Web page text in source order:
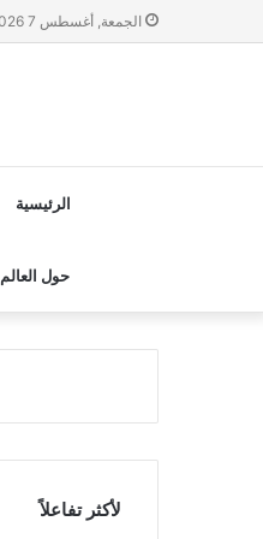
الجمعة, أغسطس 7 2026
الرئيسية
حول العالم
لأكثر تفاعلاً